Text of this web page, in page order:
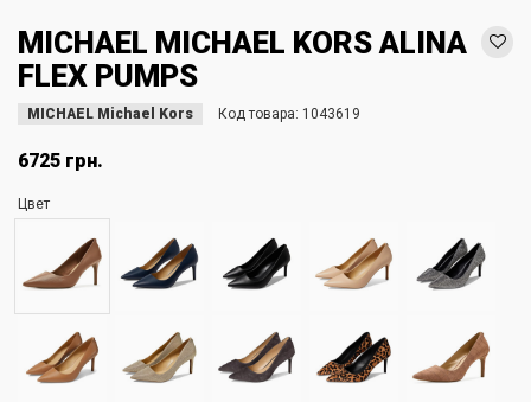
MICHAEL MICHAEL KORS ALINA
FLEX PUMPS
MICHAEL Michael Kors Код товара: 1043619
6725 грн.
Цвет